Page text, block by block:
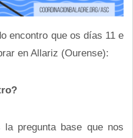
encontro que os días 11 e
en Allariz (Ourense):
la pregunta base que nos